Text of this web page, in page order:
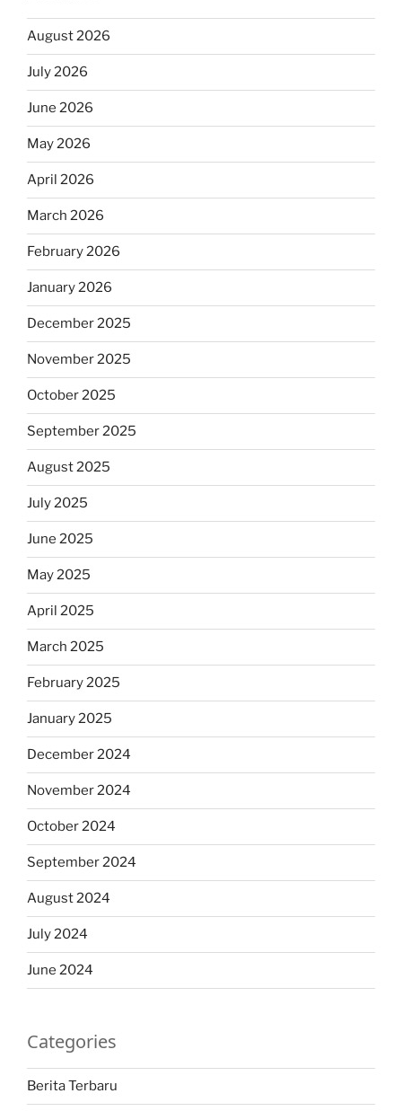
August 2026
July 2026
June 2026
May 2026
April 2026
March 2026
February 2026
January 2026
December 2025
November 2025
October 2025
September 2025
August 2025
July 2025
June 2025
May 2025
April 2025
March 2025
February 2025
January 2025
December 2024
November 2024
October 2024
September 2024
August 2024
July 2024
June 2024
Categories
Berita Terbaru